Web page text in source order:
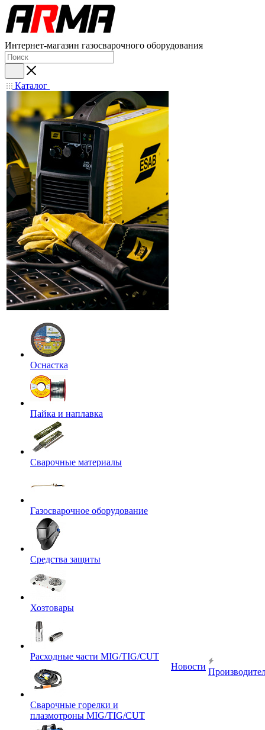
Интернет-магазин газосварочного оборудования
Каталог
Оснастка
Пайка и наплавка
Сварочные материалы
Газосварочное оборудование
Средства защиты
Хозтовары
Расходные части MIG/TIG/CUT
Сварочные горелки и
плазмотроны MIG/TIG/CUT
Новости